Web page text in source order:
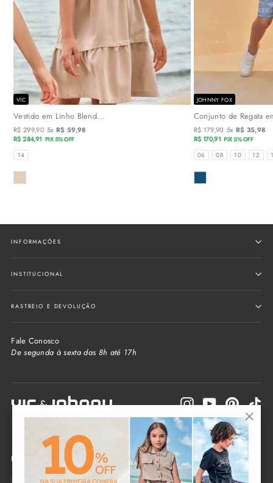
VIC
Vestido em Linho Blend...
R$ 299,90 5x R$ 59,98
R$ 284,91 PIX 5% OFF
TAMANHOS
14
COR
JOHNNY FOX
Conjunto de Regata
R$ 179,90 5x R$ 35,98
R$ 170,91 PIX 5% OFF
TAMANHOS
06 08 10 12
COR
INFORMAÇÕES
INSTITUCIONAL
RASTREIO E DEVOLUÇÃO
Fale Conosco
De segunda à sexta das 8h até 17h
InstagramYouTubePinterest
Informe seu e-mail e receba as novidades da loja